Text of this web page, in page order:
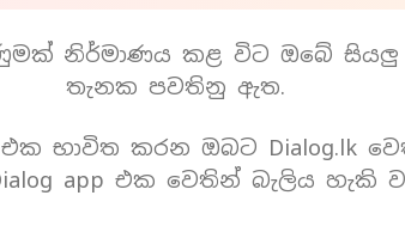
නිර්මාණය කළ විට ඔබේ සියලු
තැනක පවතිනු ඇත.
එක භාවිත කරන ඔබට Dialog.lk
app එක වෙතින් බැලිය හැකි